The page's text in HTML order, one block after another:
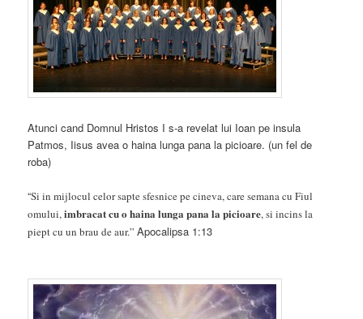
Atunci cand Domnul Hristos I s-a revelat lui Ioan pe insula
Patmos, Iisus avea o haina lunga pana la picioare. (un fel de
roba)
“Si in mijlocul celor sapte sfesnice pe cineva, care semana cu Fiul
omului,imbracat cu o haina lunga pana la picioare, si incins la
piept cu un brau de aur.”Apocalipsa 1:13